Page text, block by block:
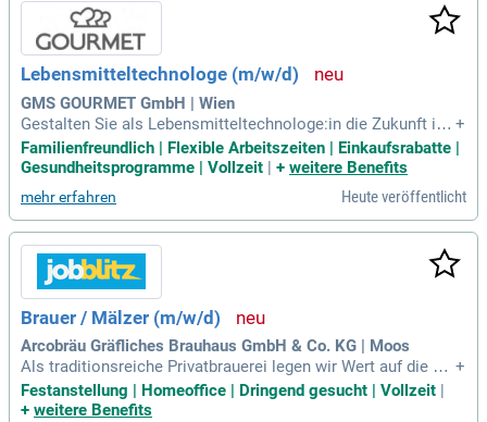
dienung halbautomatisierter Fruchtmischregelanlagen. Zude
m stellen Sie Produktmischungen her und steuern die Dess
ertprozessanlagen. Durch die Überwachung rechnergesteuer
ter Abläufe tragen Sie aktiv zur Prozessverbesserung bei. Ta
uchen Sie ein in die Welt der Lebensmitteltechnik und gesta
lten Sie hochwertige Produkte in bester Qualität!
Lebensmitteltechnologe (m/w/d)
GMS GOURMET GmbH | Wien
Gestalten Sie als Lebensmitteltechnologe:in die Zukunft inn
ovativer Produkte mit! In Vollzeit sichern Sie die technologi
sche Umsetzung an unseren Standorten und begleiten den g
esamten Entwicklungsprozess. Werden Sie Teil unseres dyn
amischen Teams!
+
Familienfreundlich | Flexible Arbeitszeiten | Einkaufsrabatte |
Gesundheitsprogramme | Vollzeit | + weitere Benefits
mehr erfahren Heute veröffentlicht
Brauer / Mälzer (m/w/d)
Arcobräu Gräfliches Brauhaus GmbH & Co. KG | Moos
Als traditionsreiche Privatbrauerei legen wir Wert auf die Zu
friedenheit und Wünsche unserer Kunden. Unser Engagemen
t gilt den Menschen in unserer Region, ob als Arbeitgeber o
+
Festanstellung | Homeoffice | Dringend gesucht | Vollzeit |
+ weitere Benefits